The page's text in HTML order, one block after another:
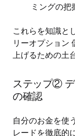
ミングの把
これらを知識と
リーオプション
上げるための土
ステップ②
の確認
自分のお金を使
レードを徹底的